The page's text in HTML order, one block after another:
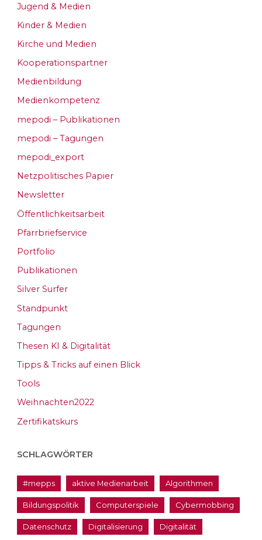
Jugend & Medien
Kinder & Medien
Kirche und Medien
Kooperationspartner
Medienbildung
Medienkompetenz
mepodi – Publikationen
mepodi – Tagungen
mepodi_export
Netzpolitisches Papier
Newsletter
Öffentlichkeitsarbeit
Pfarrbriefservice
Portfolio
Publikationen
Silver Surfer
Standpunkt
Tagungen
Thesen KI & Digitalität
Tipps & Tricks auf einen Blick
Tools
Weihnachten2022
Zertifikatskurs
SCHLAGWÖRTER
#mepps aktive Medienarbeit Algorithmen
Bildungspolitik Computerspiele Cybermobbing
Datenschutz Digitalisierung Digitalität